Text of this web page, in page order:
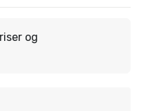
og